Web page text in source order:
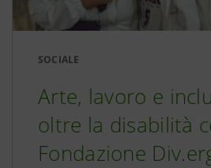
SOCIALE
Arte, lavoro e
oltre la disabilità
Fondazione